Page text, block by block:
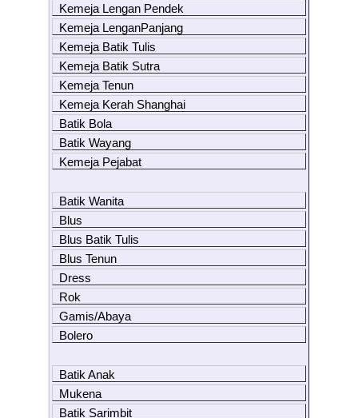
Kemeja Lengan Pendek
Kemeja LenganPanjang
Kemeja Batik Tulis
Kemeja Batik Sutra
Kemeja Tenun
Kemeja Kerah Shanghai
Batik Bola
Batik Wayang
Kemeja Pejabat
Batik Wanita
Blus
Blus Batik Tulis
Blus Tenun
Dress
Rok
Gamis/Abaya
Bolero
Batik Anak
Mukena
Batik Sarimbit